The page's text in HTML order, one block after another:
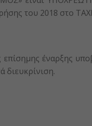
του 2018 στο
επίσημης έναρξης
διευκρίνιση.